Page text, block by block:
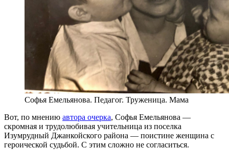
Софья Емельянова. Педагог. Труженица. Мама
Вот, по мнению автора очерка, Софья Емельянова —
скромная и трудолюбивая учительница из поселка
Изумрудный Джанкойского района — поистине женщина с
героической судьбой. С этим сложно не согласиться.